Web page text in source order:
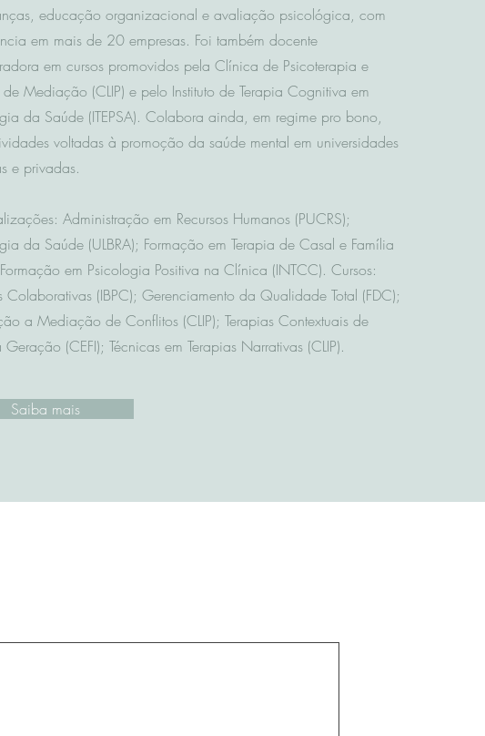
educação organizacional e avaliação psicológica, com
em mais de 20 empresas. Foi também docente
em cursos promovidos pela Clínica de Psicoterapia e
de Mediação (CLIP) e pelo Instituto de Terapia Cognitiva em
da Saúde (ITEPSA). Colabora ainda, em regime pro bono,
voltadas à promoção da saúde mental em universidades
e privadas.​
Administração em Recursos Humanos (PUCRS);
da Saúde (ULBRA); Formação em Terapia de Casal e Família
Formação em Psicologia Positiva na Clínica (INTCC). Cursos:
Colaborativas (IBPC); Gerenciamento da Qualidade Total (FDC);
a Mediação de Conflitos (CLIP); Terapias Contextuais de
Geração (CEFI); Técnicas em Terapias Narrativas (CLIP).
Saiba mais